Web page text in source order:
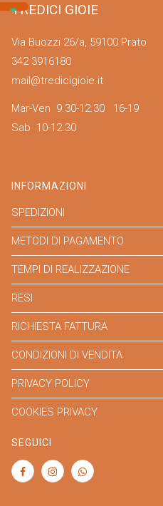
TREDICI GIOIE
Via Buozzi 26/a, 59100 Prato
342 3916180
mail@tredicigioie.it
Mar-Ven 9.30-12.30 16-19
Sab 10-12.30
INFORMAZIONI
SPEDIZIONI
METODI DI PAGAMENTO
TEMPI DI REALIZZAZIONE
RESI
RICHIESTA FATTURA
CONDIZIONI DI VENDITA
PRIVACY POLICY
COOKIES PRIVACY
SEGUICI